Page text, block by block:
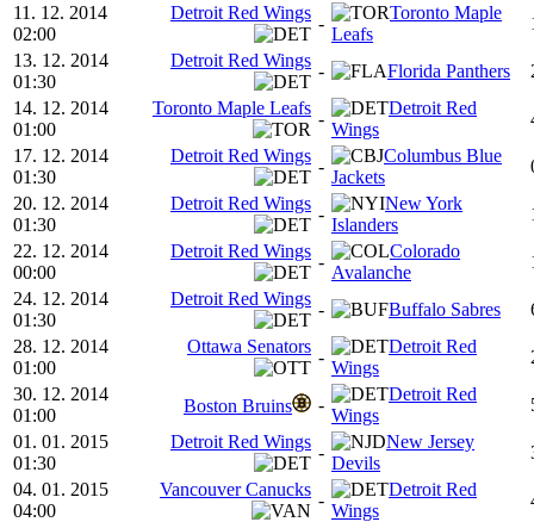
11. 12. 2014
02:00
Detroit Red Wings
-
Toronto Maple
Leafs
13. 12. 2014
01:30
Detroit Red Wings
- Florida Panthers
14. 12. 2014
01:00
Toronto Maple Leafs
-
Detroit Red
Wings
17. 12. 2014
01:30
Detroit Red Wings
-
Columbus Blue
Jackets
20. 12. 2014
01:30
Detroit Red Wings
-
New York
Islanders
22. 12. 2014
00:00
Detroit Red Wings
-
Colorado
Avalanche
24. 12. 2014
01:30
Detroit Red Wings
- Buffalo Sabres
28. 12. 2014
01:00
Ottawa Senators
-
Detroit Red
Wings
30. 12. 2014
01:00
Boston Bruins -
Detroit Red
Wings
01. 01. 2015
01:30
Detroit Red Wings
-
New Jersey
Devils
04. 01. 2015
04:00
Vancouver Canucks
-
Detroit Red
Wings